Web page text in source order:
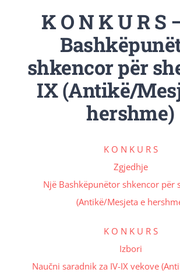
Revista Kosova
Njoftimet & Konkurset
Kontakti
K O N K U R S
shkencor për
IX (Antikë/
hershme)
K O N K U R S
Zgjedhje
Një Bashkëpunëtor shkencor për
(Antikë/Mesjeta e
K O N K U R S
Izbori
Naučni saradnik za IV-IX vekove